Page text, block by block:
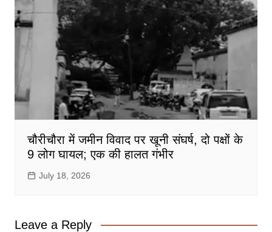
चौरीचौरा में जमीन विवाद पर खूनी संघर्ष, दो पक्षों के
9 लोग घायल; एक की हालत गंभीर
July 18, 2026
Leave a Reply